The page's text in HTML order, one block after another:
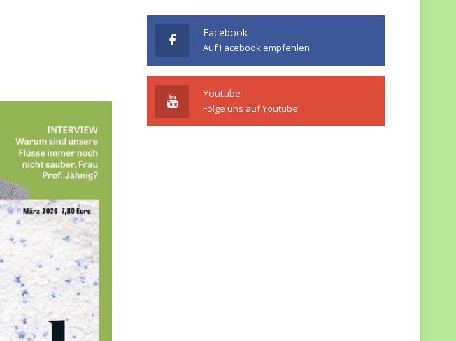
Facebook
Auf Facebook empfehlen
Youtube
Folge uns auf Youtube